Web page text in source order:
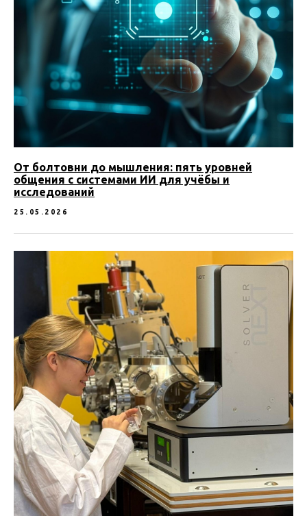
От болтовни до мышления: пять уровней
общения с системами ИИ для учёбы и
исследований
25.05.2026